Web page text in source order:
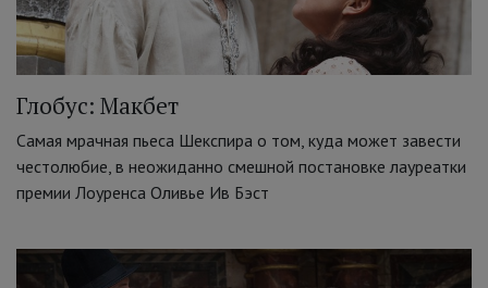
Глобус: Макбет
Самая мрачная пьеса Шекспира о том, куда может завести
честолюбие, в неожиданно смешной постановке лауреатки
премии Лоуренса Оливье Ив Бэст